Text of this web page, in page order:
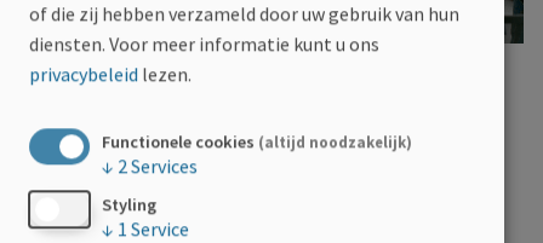
5.10.2026
Voordracht ‘PmMS: Persoon en Partner
OC De Blomme - Zaal Roos: Chrysantenstraat
30, 8400 Oostende
of die zij hebben verzameld door uw gebruik van hun
diensten. Voor meer informatie kunt u ons
privacybeleid lezen.
Functionele cookies (altijd noodzakelijk)
↓ 2Services
Styling
↓ 1 Service